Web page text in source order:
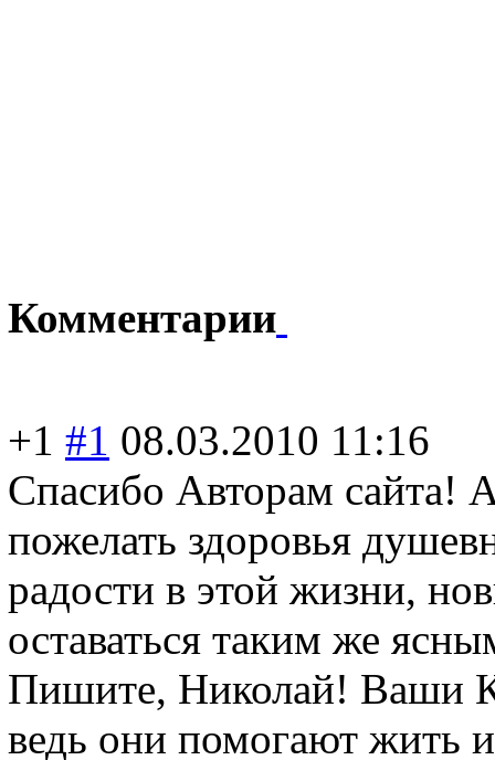
Комментарии
+1 #1 08.03.2010 11:16
Спасибо Авторам сайта!
пожелать здоровья
радости в этой жизни,
оставаться таким же
Пишите, Николай! Ваши
ведь они помогают жить